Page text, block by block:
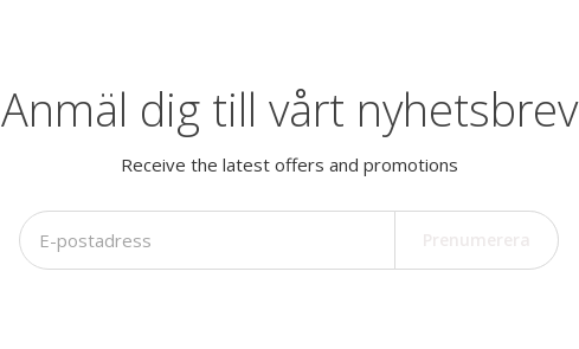
Anmäl dig till vårt nyhetsbrev
Receive the latest offers and promotions